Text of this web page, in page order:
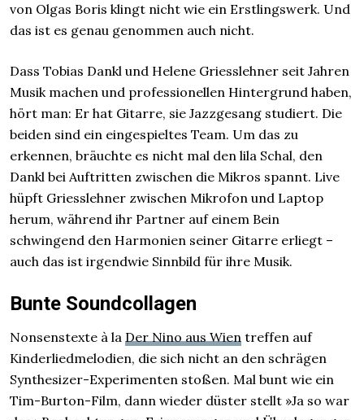
von Olgas Boris klingt nicht wie ein Erstlingswerk. Und
das ist es genau genommen auch nicht.
Dass Tobias Dankl und Helene Griesslehner seit Jahren
Musik machen und professionellen Hintergrund haben,
hört man: Er hat Gitarre, sie Jazzgesang studiert. Die
beiden sind ein eingespieltes Team. Um das zu
erkennen, bräuchte es nicht mal den lila Schal, den
Dankl bei Auftritten zwischen die Mikros spannt. Live
hüpft Griesslehner zwischen Mikrofon und Laptop
herum, während ihr Partner auf einem Bein
schwingend den Harmonien seiner Gitarre erliegt –
auch das ist irgendwie Sinnbild für ihre Musik.
Bunte Soundcollagen
Nonsenstexte à la Der Nino aus Wien treffen auf
Kinderliedmelodien, die sich nicht an den schrägen
Synthesizer-Experimenten stoßen. Mal bunt wie ein
Tim-Burton-Film, dann wieder düster stellt »Ja so war